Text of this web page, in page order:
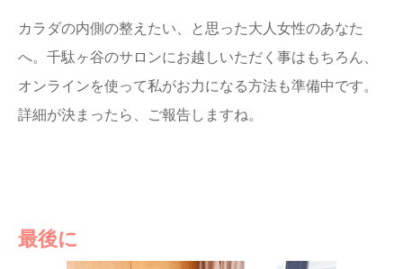
カラダの内側の整えたい、と思った大人女性のあなた
へ。千駄ヶ谷のサロンにお越しいただく事はもちろん、
オンラインを使って私がお力になる方法も準備中です。
詳細が決まったら、ご報告しますね。
最後に